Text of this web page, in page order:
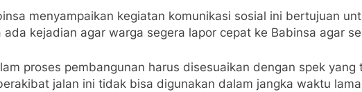
menyampaikan kegiatan komunikasi sosial ini bertujuan
kejadian agar warga segera lapor cepat ke Babinsa agar
proses pembangunan harus disesuaikan dengan spek
jalan ini tidak bisa digunakan dalam jangka waktu